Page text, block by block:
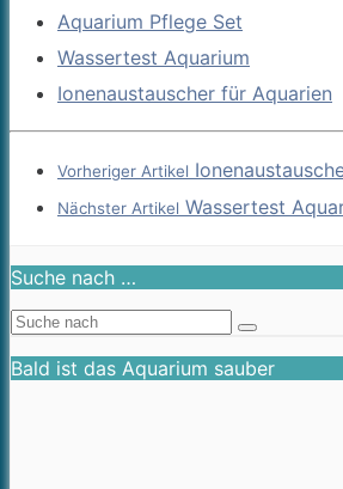
Aquarium Pflege Set
Wassertest Aquarium
Ionenaustauscher für Aquarien
Vorheriger Artikel
Nächster Artikel Wassertest
Suche nach …
Bald ist das Aquarium sauber